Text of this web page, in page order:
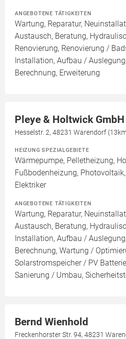
ANGEBOTENE TÄTIGKEITEN
Wartung, Reparatur,
Austausch, Beratung,
Renovierung, Renovierung /
Installation, Aufbau /
Berechnung, Erweiterung
Pleye & Holtwick GmbH
Hesselstr. 2, 48231 Warendorf
HEIZUNG SPEZIALGEBIETE
Wärmepumpe, Pelletheizung,
Fußbodenheizung,
Elektriker
ANGEBOTENE TÄTIGKEITEN
Wartung, Reparatur,
Austausch, Beratung,
Installation, Aufbau /
Berechnung, Wartung /
Solarstromspeicher / PV
Sanierung / Umbau,
Bernd Wienhold
Freckenhorster Str. 94, 48231